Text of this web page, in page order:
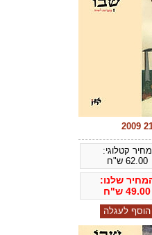
מחיר קטלוגי:
62.00 ש"ח
שלנו:
49.00 ש"ח